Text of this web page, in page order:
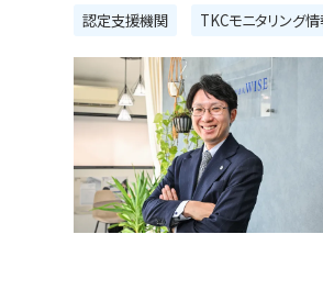
認定支援機関 TKCモニタリング